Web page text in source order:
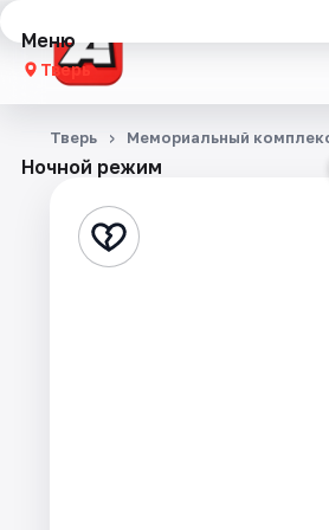
Меню
Тверь
Концерты
Стендап
Ночной режим
Тверь Мемориальный